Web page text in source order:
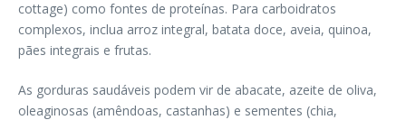
cottage) como fontes de proteínas. Para carboidratos
complexos, inclua arroz integral, batata doce, aveia, quinoa,
pães integrais e frutas.
As gorduras saudáveis podem vir de abacate, azeite de oliva,
oleaginosas (amêndoas, castanhas) e sementes (chia,